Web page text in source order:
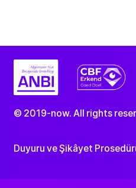
Duyuru ve Şikâyet
© 2019-now. All rights